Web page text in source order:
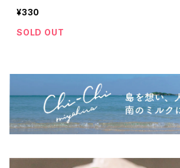
牛乳のパッケー
カー
¥330
SOLD OUT